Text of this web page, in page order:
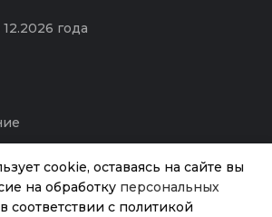
года
, удобрения, от бытовых
cookie, оставаясь на сайте вы
на обработку персональных
в соответствии с политикой
Блю
Нет в